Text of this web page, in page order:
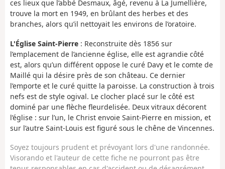
ces lieux que l’abbé Desmaux, âgé, revenu à La Jumellière,
trouve la mort en 1949, en brûlant des herbes et des
branches, alors qu’il nettoyait les environs de l’oratoire.
L'Église Saint-Pierre : Reconstruite dès 1856 sur
l’emplacement de l’ancienne église, elle est agrandie côté
est, alors qu’un différent oppose le curé Davy et le comte de
Maillé qui la désire près de son château. Ce dernier
l’emporte et le curé quitte la paroisse. La construction à trois
nefs est de style ogival. Le clocher placé sur le côté est
dominé par une flèche fleurdelisée. Deux vitraux décorent
l’église : sur l’un, le Christ envoie Saint-Pierre en mission, et
sur l’autre Saint-Louis est figuré sous le chêne de Vincennes.
Soyez toujours prudent et prévoyant lors d'une randonnée.
Visorando et l'auteur de cette fiche ne pourront pas être